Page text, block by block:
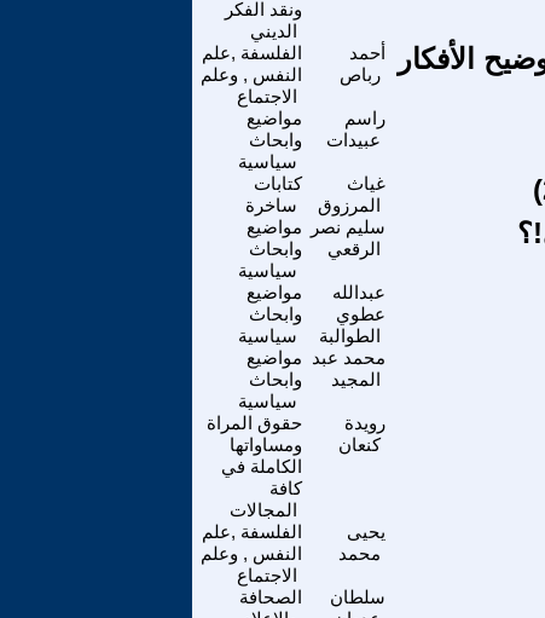
ونقد الفكر
الديني
الفلسفة ,علم
النفس , وعلم
الاجتماع
أحمد
رباص
الأفكار
مواضيع
وابحاث
سياسية
راسم
عبيدات
كتابات
ساخرة
غياث
المرزوق
مواضيع
وابحاث
سياسية
سليم نصر
الرقعي
مواضيع
وابحاث
سياسية
عبدالله
عطوي
الطوالبة
مواضيع
وابحاث
سياسية
محمد عبد
المجيد
حقوق المراة
ومساواتها
الكاملة في
كافة
المجالات
رويدة
كنعان
الفلسفة ,علم
النفس , وعلم
الاجتماع
يحيى
محمد
الصحافة
سلطان